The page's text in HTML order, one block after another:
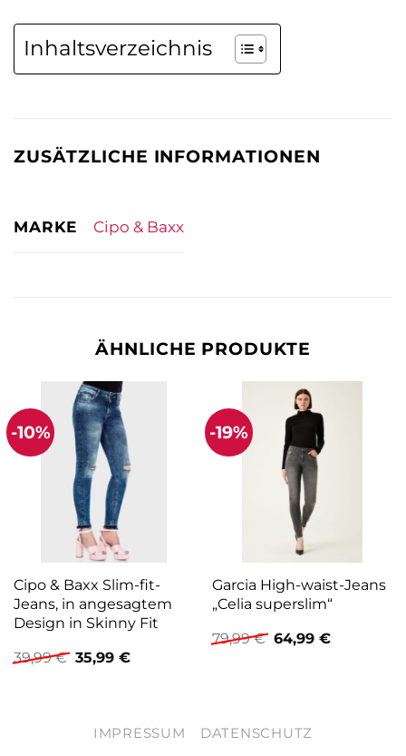
Inhaltsverzeichnis
ZUSÄTZLICHE INFORMATIONEN
MARKE Cipo & Baxx
ÄHNLICHE PRODUKTE
-10%
Cipo & Baxx Slim-fit-
Jeans, in angesagtem
Design in Skinny Fit
39,99€ Ursprünglicher
Preis
35,99 €Aktueller
-19%
Garcia High-waist-Jeans
„Celia superslim“
79,99€ Ursprünglicher
Preis
64,99 €Aktueller
IMPRESSUM DATENSCHUTZ